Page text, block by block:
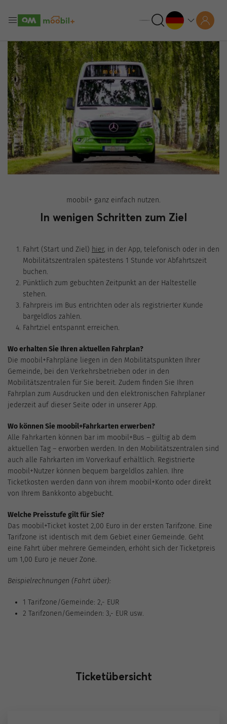
moobil+ ganz einfach nutzen.
In wenigen Schritten zum Ziel
Fahrt (Start und Ziel) hier, in der App, telefonisch oder in den
Mobilitätszentralen spätestens 1 Stunde vor Abfahrtszeit
buchen.
Pünktlich zum gebuchten Zeitpunkt an der Haltestelle
stehen.
Fahrpreis im Bus entrichten oder als registrierter Kunde
bargeldlos zahlen.
Fahrtziel entspannt erreichen.
Wo erhalten Sie Ihren aktuellen Fahrplan?
Die moobil+Fahrpläne liegen in den Mobilitätspunkten Ihrer
Gemeinde, bei den Verkehrsbetrieben oder in den
Mobilitätszentralen für Sie bereit. Zudem finden Sie Ihren
Fahrplan zum Ausdrucken und den elektronischen Fahrplaner
jederzeit auf dieser Seite oder in unserer App.
Wo können Sie moobil+Fahrkarten erwerben?
Alle Fahrkarten können bar im moobil+Bus – gültig ab dem
aktuellen Tag – erworben werden. In den Mobilitätszentralen sind
auch alle Fahrkarten im Vorverkauf erhältlich. Registrierte
moobil+Nutzer können bequem bargeldlos zahlen. Ihre
Ticketkosten werden dann von ihrem moobil+Konto oder direkt
von Ihrem Bankkonto abgebucht.
Welche Preisstufe gilt für Sie?
Das moobil+Ticket kostet 2,00 Euro in der ersten Tarifzone. Eine
Tarifzone ist identisch mit dem Gebiet einer Gemeinde. Geht
eine Fahrt über mehrere Gemeinden, erhöht sich der Ticketpreis
um 1,00 Euro je neuer Zone.
Beispielrechnungen (Fahrt über):
1 Tarifzone/Gemeinde: 2,- EUR
2 Tarifzonen/Gemeinden: 3,- EUR usw.
Ticketübersicht